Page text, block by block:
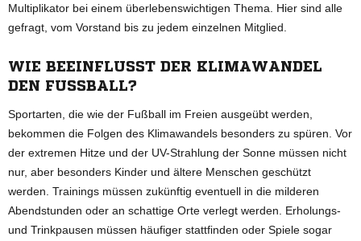
Multiplikator bei einem überlebenswichtigen Thema. Hier sind alle
gefragt, vom Vorstand bis zu jedem einzelnen Mitglied.
WIE BEEINFLUSST DER KLIMAWANDEL
DEN FUSSBALL?
Sportarten, die wie der Fußball im Freien ausgeübt werden,
bekommen die Folgen des Klimawandels besonders zu spüren. Vor
der extremen Hitze und der UV-Strahlung der Sonne müssen nicht
nur, aber besonders Kinder und ältere Menschen geschützt
werden. Trainings müssen zukünftig eventuell in die milderen
Abendstunden oder an schattige Orte verlegt werden. Erholungs-
und Trinkpausen müssen häufiger stattfinden oder Spiele sogar